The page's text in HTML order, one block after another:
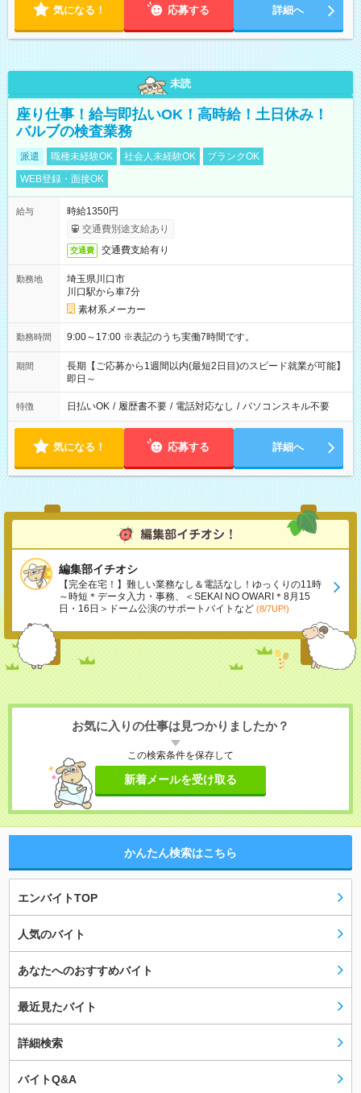
気になる！ 応募する 詳細へ
未読
座り仕事！給与即払いOK！高時給！土日休み！
バルブの検査業務
派遣 職種未経験OK 社会人未経験OK
ブランクOK
WEB登録・面接OK
給与
時給1350円
交通費別途支給あり
交通費 交通費支給有り
勤務地
埼玉県川口市
川口駅から車7分
素材系メーカー
勤務時間 9:00～17:00 ※表記のうち実働7時間です。
期間
長期【ご応募から1週間以内(最短2日目)のスピード就業が可能】
即日～
特徴 日払いOK / 履歴書不要 / 電話対応なし / パソコンスキル不要
気になる！ 応募する 詳細へ
編集部イチオシ
【完全在宅！】難しい業務なし＆電話なし！ゆっくりの11時
～時短＊データ入力・事務、＜SEKAI NO OWARI＊8月15
日・16日＞ドーム公演のサポートバイトなど (8/7UP!)
お気に入りの仕事は見つかりましたか？
この検索条件を保存して
新着メールを受け取る
かんたん検索はこちら
エンバイトTOP
人気のバイト
あなたへのおすすめバイト
最近見たバイト
詳細検索
バイトQ&A